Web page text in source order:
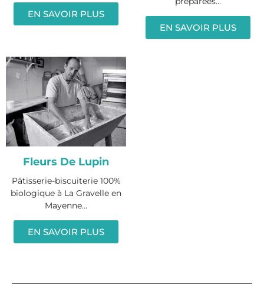
EN SAVOIR PLUS
EN SAVOIR PLUS
Fleurs De Lupin
Pâtisserie-biscuiterie 100%
biologique à La Gravelle en
Mayenne...
EN SAVOIR PLUS